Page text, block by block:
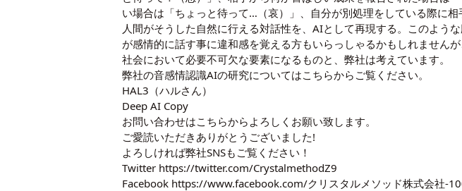
い場合は「ちょっと待って…（哀）」、自分が別処理をしている際に
人間がそうした自然に行える対話性を、AIとして再現する。このよう
が感情的に話す事に違和感を覚える方もいらっしゃるかもしれません
社会において必要不可欠な要素になるものと、弊社は考えています。
弊社の音感情認識AIの研究についてはこちらからご覧ください。
HAL3（ハルさん）
Deep AI Copy
お問い合わせはこちらからよろしくお願い致します。
ご愛読いただきありがとうございました!
よろしければ弊社SNSもご覧ください！
Twitter https://twitter.com/CrystalmethodZ9
Facebook https://www.facebook.com/クリスタルメソッド株式会社-